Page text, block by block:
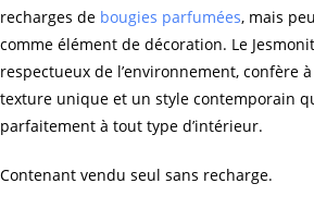
recharges de bougies parfumées, mais
comme élément de décoration. Le
respectueux de l’environnement, confère
texture unique et un style contemporain
parfaitement à tout type d’intérieur.
Contenant vendu seul sans recharge.